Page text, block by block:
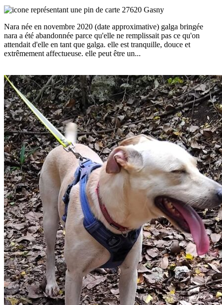
27620 Gasny
Nara née en novembre 2020 (date approximative) galga bringée
nara a été abandonnée parce qu'elle ne remplissait pas ce qu'on
attendait d'elle en tant que galga. elle est tranquille, douce et
extrêmement affectueuse. elle peut être un...